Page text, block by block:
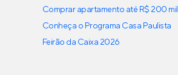
Comprar apartamento até R$ 200 mil
Conheça o Programa Casa Paulista
Feirão da Caixa 2026